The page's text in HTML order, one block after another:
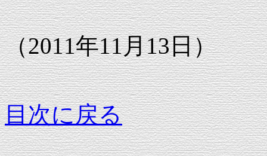
（2011年11月13日）
目次に戻る